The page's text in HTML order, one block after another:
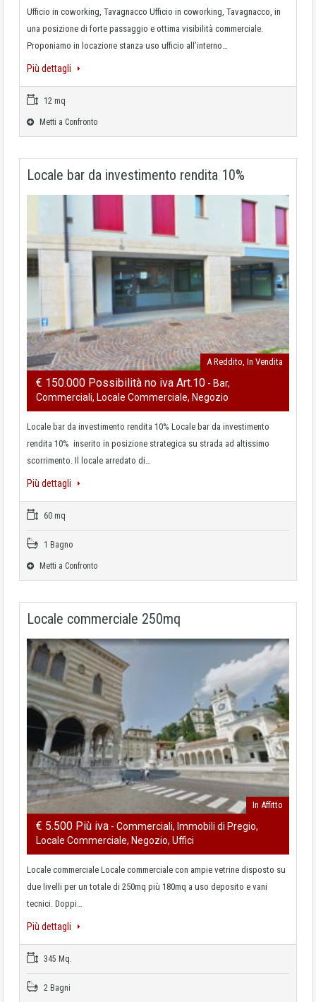
Ufficio in coworking, Tavagnacco Ufficio in coworking, Tavagnacco, in
una posizione di forte passaggio e ottima visibilità commerciale.
Proponiamo in locazione stanza uso ufficio all’interno…
Più dettagli
12 mq
Metti a Confronto
Locale bar da investimento rendita 10%
A Reddito, In Vendita
€ 150.000 Possibilità no iva Art.10 - Bar,
Commerciali, Locale Commerciale, Negozio
Locale bar da investimento rendita 10% Locale bar da investimento
rendita 10% inserito in posizione strategica su strada ad altissimo
scorrimento. Il locale arredato di…
Più dettagli
60 mq
1 Bagno
Metti a Confronto
Locale commerciale 250mq
In Affitto
€ 5.500 Più iva - Commerciali, Immobili di Pregio,
Locale Commerciale, Negozio, Uffici
Locale commerciale Locale commerciale con ampie vetrine disposto su
due livelli per un totale di 250mq più 180mq a uso deposito e vani
tecnici. Doppi…
Più dettagli
345 Mq.
2 Bagni